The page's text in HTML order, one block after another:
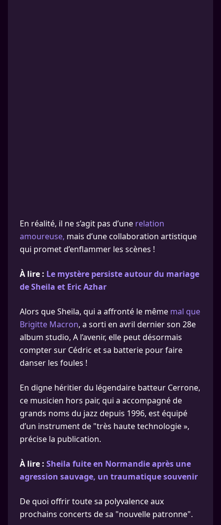
En réalité, il ne s’agit pas d’une relation
amoureuse, mais d’une collaboration artistique
qui promet d’enflammer les scènes !
À lire : Le mystère persiste autour du mariage
de Sheila et Eric Azhar
Alors que Sheila, qui a affronté le même mal que
Brigitte Macron, a sorti en avril dernier son 28e
album studio, A l’avenir, elle peut désormais
compter sur Cédric et sa batterie pour faire
danser les foules !
En digne héritier du légendaire batteur Cerrone,
ce musicien hors pair, qui a accompagné de
grands noms du jazz depuis 1996, est équipé
d’un instrument de "très haute technologie »,
précise la publication.
À lire : Sheila fuite en Normandie après une
agression sauvage, un traumatique souvenir
De quoi offrir toute sa polyvalence aux
prochains concerts de sa "nouvelle patronne".